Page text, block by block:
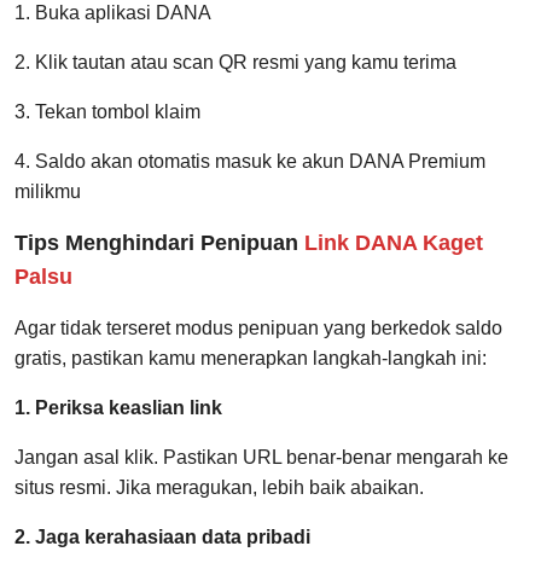
1. Buka aplikasi DANA
2. Klik tautan atau scan QR resmi yang kamu terima
3. Tekan tombol klaim
4. Saldo akan otomatis masuk ke akun DANA Premium
milikmu
Tips Menghindari Penipuan Link DANA Kaget
Palsu
Agar tidak terseret modus penipuan yang berkedok saldo
gratis, pastikan kamu menerapkan langkah-langkah ini:
1. Periksa keaslian link
Jangan asal klik. Pastikan URL benar-benar mengarah ke
situs resmi. Jika meragukan, lebih baik abaikan.
2. Jaga kerahasiaan data pribadi